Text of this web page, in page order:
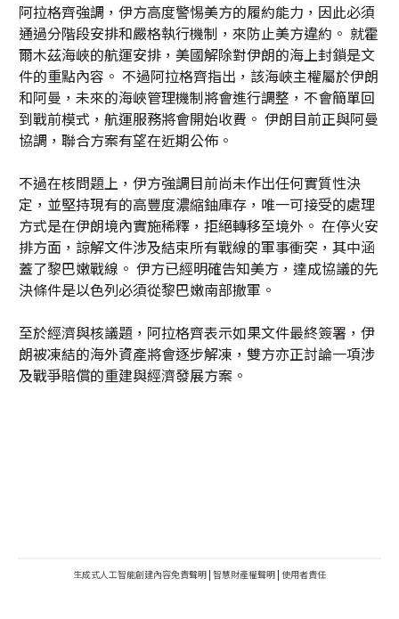
阿拉格齊強調，伊方高度警惕美方的履約能力，因此必須
通過分階段安排和嚴格執行機制，來防止美方違約。 就霍
爾木茲海峽的航運安排，美國解除對伊朗的海上封鎖是文
件的重點內容。 不過阿拉格齊指出，該海峽主權屬於伊朗
和阿曼，未來的海峽管理機制將會進行調整，不會簡單回
到戰前模式，航運服務將會開始收費。 伊朗目前正與阿曼
協調，聯合方案有望在近期公佈。
不過在核問題上，伊方強調目前尚未作出任何實質性決
定，並堅持現有的高豐度濃縮鈾庫存，唯一可接受的處理
方式是在伊朗境內實施稀釋，拒絕轉移至境外。 在停火安
排方面，諒解文件涉及結束所有戰線的軍事衝突，其中涵
蓋了黎巴嫩戰線。 伊方已經明確告知美方，達成協議的先
決條件是以色列必須從黎巴嫩南部撤軍。
至於經濟與核議題，阿拉格齊表示如果文件最終簽署，伊
朗被凍結的海外資產將會逐步解凍，雙方亦正討論一項涉
及戰爭賠償的重建與經濟發展方案。
生成式人工智能創建內容免責聲明 | 智慧財產權聲明 | 使用者責任